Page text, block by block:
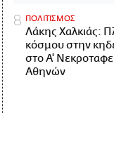
ΠΟΛΙΤΙΣΜΟΣ
Λάκης Χαλκιάς:
κόσμου στην
στο Α'
Αθηνών